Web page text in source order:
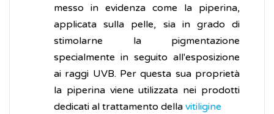
messo in evidenza come la piperina,
applicata sulla pelle, sia in grado di
stimolarne la pigmentazione
specialmente in seguito all'esposizione
ai raggi UVB. Per questa sua proprietà
la piperina viene utilizzata nei prodotti
dedicati al trattamento della vitiligine